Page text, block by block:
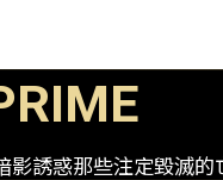
誘惑那些注定毀滅的